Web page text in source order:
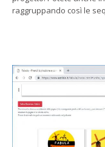
raggruppando così le